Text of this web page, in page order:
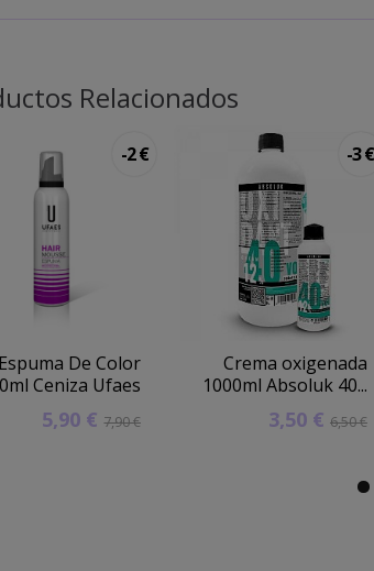
Relacionados
-2 €
Espuma De Color
Ceniza Ufaes
5,90 €7,90 €
-3 €
Crema oxigenada
1000ml Absoluk 40...
3,50 € 6,50 €